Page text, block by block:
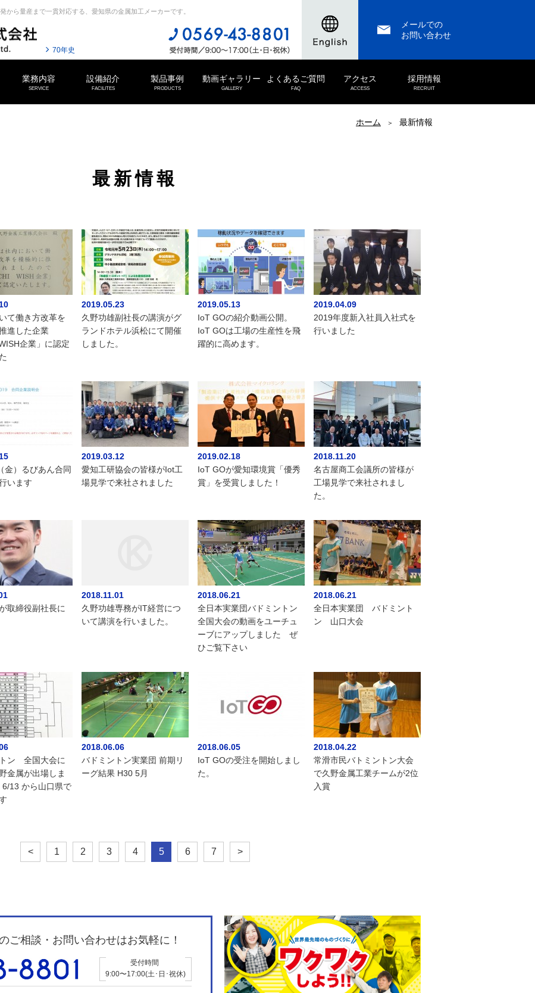
から量産まで一貫対応する、愛知県の金属加工メーカーです。
70年史
メールでの
お問い合わせ
業務内容
SERVICE
設備紹介
FACILITES
製品事例
PRODUCTS
動画ギャラリー
GALLERY
よくあるご質問
FAQ
アクセス
ACCESS
採用情報
RECRUIT
最新情報
ホーム 最新情報
て働き方改革を
進した企業
企業」に認定
2019.05.23
久野功雄副社長の講演がグ
ランドホテル浜松にて開催
しました。
2019.05.13
IoT GOの紹介動画公開。
IoT GOは工場の生産性を飛
躍的に高めます。
2019.04.09
2019年度新入社員入社式を
行いました
金）るびあん合同
います
2019.03.12
愛知工研協会の皆様がIot工
場見学で来社されました
2019.02.18
IoT GOが愛知環境賞「優秀
賞」を受賞しました！
2018.11.20
名古屋商工会議所の皆様が
工場見学で来社されまし
た。
取締役副社長に
2018.11.01
久野功雄専務がIT経営につ
いて講演を行いました。
2018.06.21
全日本実業団バドミントン
全国大会の動画をユーチュ
ーブにアップしました ぜ
ひご覧下さい
2018.06.21
全日本実業団 バドミント
ン 山口大会
ン 全国大会に
金属が出場しま
6/13 から山口県で
2018.06.06
バドミントン実業団 前期リ
ーグ結果 H30 5月
2018.06.05
IoT GOの受注を開始しまし
た。
2018.04.22
常滑市民バトミントン大会
で久野金属工業チームが2位
入賞
< 1 2 3 4 5 6 7 >
ご相談・お問い合わせはお気軽に！
受付時間
9:00〜17:00(土･日･祝休)